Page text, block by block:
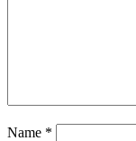
Name *